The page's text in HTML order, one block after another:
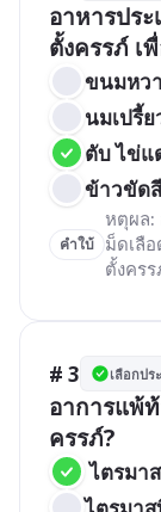
อาหารปร
ตั้งครรภ์ เ
ขนมหว
นมเปรี้
ตับ ไข่แ
ข้าวขัด
คำใบ้
หตุผล:
ม็ดเลื
ตั้งครร
# 3 เลือกปร
อาการแพ้
ครรภ์?
ไตรมา